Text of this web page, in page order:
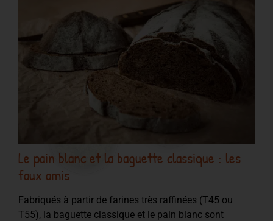
Le pain blanc et la baguette classique : les
faux amis
Fabriqués à partir de farines très raffinées (T45 ou
T55), la baguette classique et le pain blanc sont